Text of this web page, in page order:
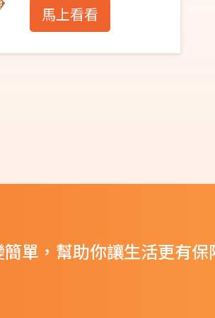
馬上看看
單，幫助你讓生活更有保